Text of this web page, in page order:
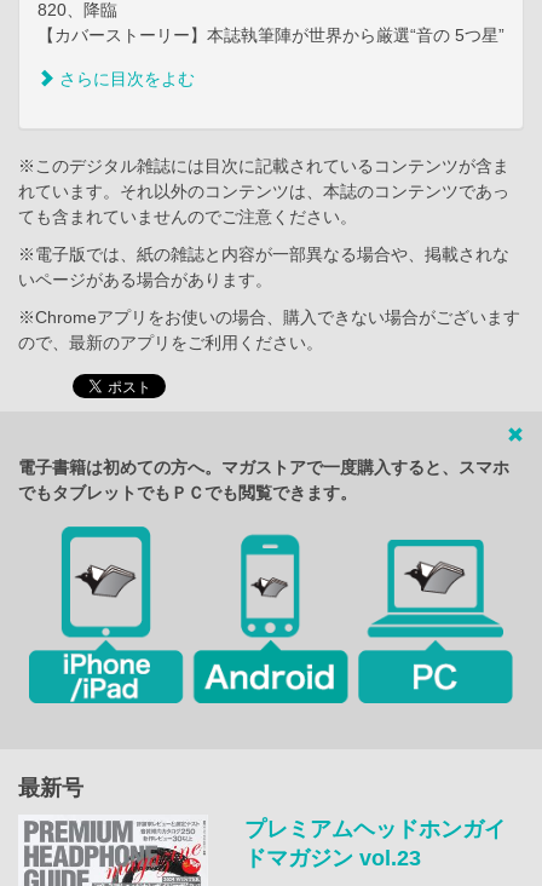
820、降臨
【カバーストーリー】本誌執筆陣が世界から厳選“音の 5つ星”
さらに目次をよむ
※このデジタル雑誌には目次に記載されているコンテンツが含ま
れています。それ以外のコンテンツは、本誌のコンテンツであっ
ても含まれていませんのでご注意ください。
※電子版では、紙の雑誌と内容が一部異なる場合や、掲載されな
いページがある場合があります。
※Chromeアプリをお使いの場合、購入できない場合がございます
ので、最新のアプリをご利用ください。
電子書籍は初めての方へ。マガストアで一度購入すると、スマホ
でもタブレットでもＰＣでも閲覧できます。
最新号
プレミアムヘッドホンガイ
ドマガジン vol.23